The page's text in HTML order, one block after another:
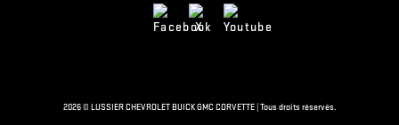
2026 © LUSSIER CHEVROLET BUICK GMC CORVETTE| Tous droits réservés.